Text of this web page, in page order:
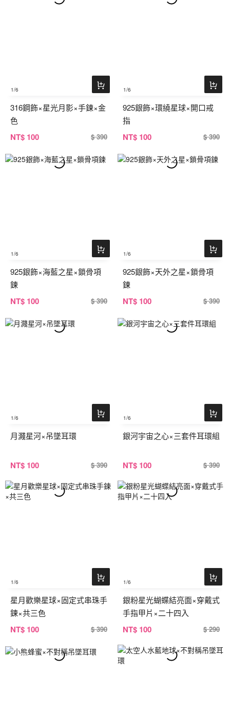
1/6
316鋼飾×星光月影×手鍊×金
色
NT$ 100 $ 390
1/6
925銀飾×環繞星球×開口戒
指
NT$ 100 $ 390
1/6
925銀飾×海藍之星×鎖骨項
鍊
NT$ 100 $ 390
1/6
925銀飾×天外之星×鎖骨項
鍊
NT$ 100 $ 390
1/6
月濺星河×吊墜耳環
NT$ 100 $ 390
1/6
銀河宇宙之心×三套件耳環組
NT$ 100 $ 390
1/6
星月歡樂星球×固定式串珠手
鍊×共三色
NT$ 100 $ 390
1/6
銀粉星光蝴蝶結亮面×穿戴式
手指甲片×二十四入
NT$ 100 $ 290